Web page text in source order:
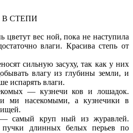
В СТЕПИ
цветут вес ной, пока не наступила
влаги. Красива степь от
сильную засуху, так как у них
влагу из глубины земли, и
испарять влаги.
— кузнечи ков и лошадок.
ми насекомыми, а кузнечики в
самый круп ный из журавлей.
пучки длинных белых перьев по